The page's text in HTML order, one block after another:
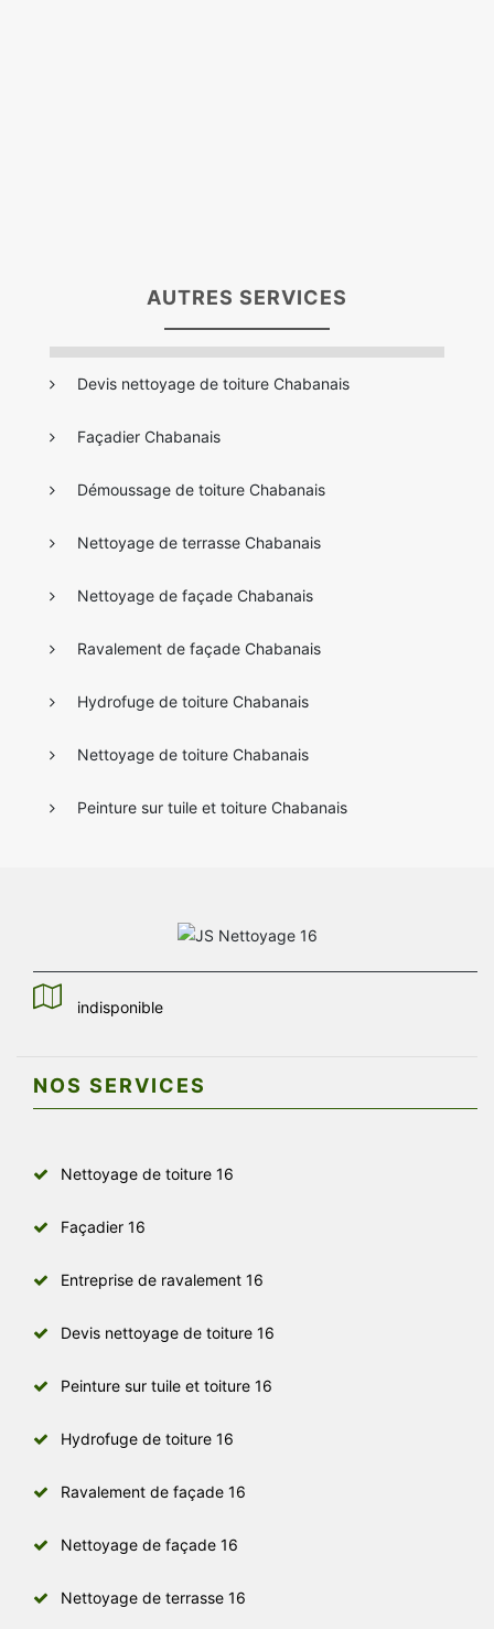
AUTRES SERVICES
Devis nettoyage de toiture Chabanais
Façadier Chabanais
Démoussage de toiture Chabanais
Nettoyage de terrasse Chabanais
Nettoyage de façade Chabanais
Ravalement de façade Chabanais
Hydrofuge de toiture Chabanais
Nettoyage de toiture Chabanais
Peinture sur tuile et toiture Chabanais
indisponible
NOS SERVICES
Nettoyage de toiture 16
Façadier 16
Entreprise de ravalement 16
Devis nettoyage de toiture 16
Peinture sur tuile et toiture 16
Hydrofuge de toiture 16
Ravalement de façade 16
Nettoyage de façade 16
Nettoyage de terrasse 16